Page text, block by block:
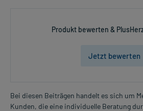
Produkt bewerten &
Jetzt bewerten
Bei diesen Beiträgen handelt es sich um
Kunden, die eine individuelle Beratung